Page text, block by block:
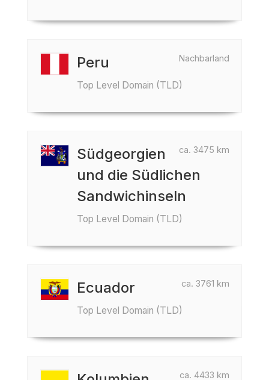
Nachbarland
Peru
Top Level Domain (TLD)
ca. 3475 km
Südgeorgien
und die Südlichen
Sandwichinseln
Top Level Domain (TLD)
ca. 3761 km
Ecuador
Top Level Domain (TLD)
ca. 4433 km